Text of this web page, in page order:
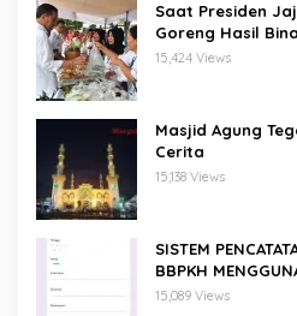
Saat Presiden
Goreng Hasil
15,424 Views
Masjid Agung
Cerita
15,138 Views
SISTEM
BBPKH
15,089 Views